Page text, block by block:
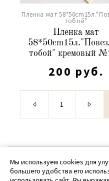
Пленка мат
тобой"
Пленка мат
тобой" кремовый
200 руб.
© 2020 -
+ 7
Мы используем cookies для
большего удобства его